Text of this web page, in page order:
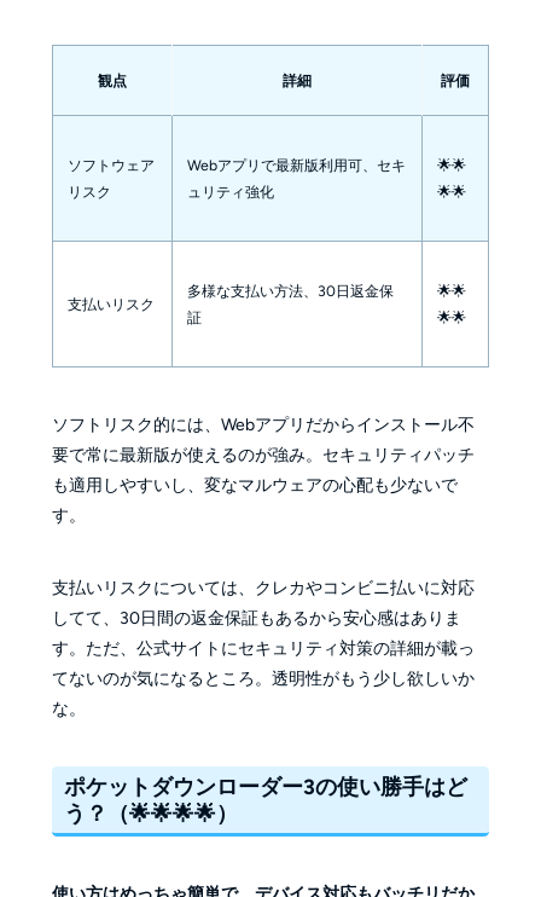
観点 詳細 評価
ソフトウェア
リスク
Webアプリで最新版利用可、セキ
ュリティ強化
🌟🌟
🌟🌟
支払いリスク
多様な支払い方法、30日返金保
証
🌟🌟
🌟🌟
ソフトリスク的には、Webアプリだからインストール不
要で常に最新版が使えるのが強み。セキュリティパッチ
も適用しやすいし、変なマルウェアの心配も少ないで
す。
支払いリスクについては、クレカやコンビニ払いに対応
してて、30日間の返金保証もあるから安心感はありま
す。ただ、公式サイトにセキュリティ対策の詳細が載っ
てないのが気になるところ。透明性がもう少し欲しいか
な。
ポケットダウンローダー3の使い勝手はど
う？（🌟🌟🌟🌟）